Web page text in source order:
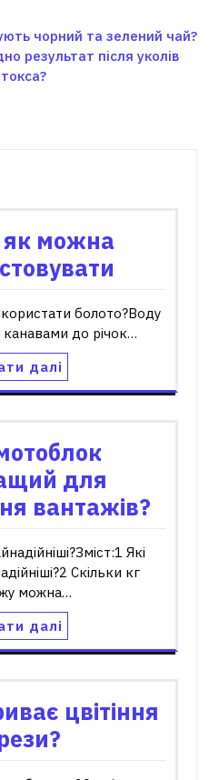
чорний та зелений чай?
результат після уколів
як можна
болото?Воду
канавами до річок…
далі
для
вантажів?
Які
Скільки кг
можна…
далі
цвітіння